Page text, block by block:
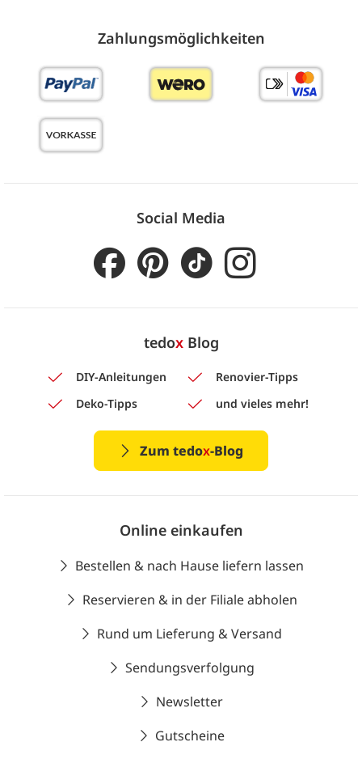
Zahlungs­möglich­keiten
Social Media
tedoxBlog
DIY-Anleitungen
Renovier-Tipps
Deko-Tipps
und vieles mehr!
Zum tedox-Blog
Online einkaufen
Bestellen & nach Hause liefern lassen
Reservieren & in der Filiale abholen
Rund um Lieferung & Versand
Sendungsverfolgung
Newsletter
Gutscheine